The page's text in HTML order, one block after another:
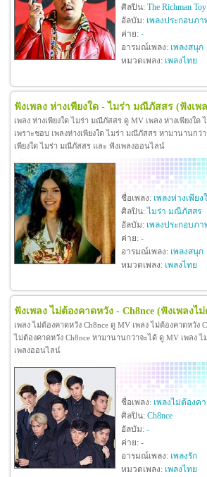
ศิลปิน: The Richman Toy
อัลบัม: เพลงประกอบภา
ค่าย: -
อารมณ์เพลง: เพลงสนุก
หมวดเพลง: เพลงไทย
ฟังเพลง ห่างเพียงใด - ไมร่า มณีภัสสร (ฟังเพ
เพลง ห่างเพียงใด ไมร่า มณีภัสสร ดู MV เพลง ห่างเพียงใ
เพราะชอบ เพลงห่างเพียงใด ไมร่า มณีภัสสร หามานานกว่
เพียงใด ไมร่า มณีภัสสร และ ฟังเพลงออนไลน์
ชื่อเพลง: เพลงห่างเพียง
ศิลปิน: ไมร่า มณีภัสสร
อัลบัม: เพลงประกอบภ
ค่าย: -
อารมณ์เพลง: เพลงสนุก
หมวดเพลง: เพลงไทย
ฟังเพลง ไม่ต้องคาดหวัง - Ch8nce (ฟังเพลงไ
เพลง ไม่ต้องคาดหวัง Ch8nce ดู MV เพลง ไม่ต้องคาดหวัง
ไม่ต้องคาดหวัง Ch8nce หามานานกว่าจะได้ ดู MV เพลง
เพลงออนไลน์
ชื่อเพลง: เพลงไม่ต้องค
ศิลปิน: Ch8nce
อัลบัม: -
ค่าย: -
อารมณ์เพลง: เพลงรัก
หมวดเพลง: เพลงไทย